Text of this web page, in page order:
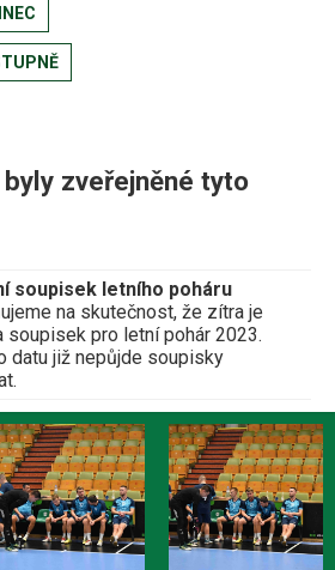
zveřejněné tyto
soupisek letního poháru
na skutečnost, že zítra je
soupisek pro letní pohár 2023.
datu již nepůjde soupisky